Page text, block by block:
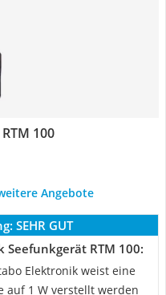
100
Angebote
SEHR GUT
Seefunkgerät RTM 100:
Elektronik weist eine
auf 1 W verstellt werden